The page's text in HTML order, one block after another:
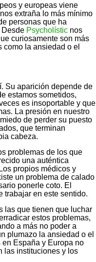
y europeas viene
extraña lo más mínimo
personas que ha
Desde Psycholístic nos
curiosamente son más
la ansiedad o el
Su aparición depende de
estamos sometidos,
es insoportable y que
La presión en nuestro
de perder su puesto
que terminan
cabeza.
problemas de los que
una auténtica
propios médicos y
un problema de calado
ponerle coto. El
trabajar en este sentido.
las que tienen que luchar
estos problemas,
a más no poder a
plumazo la ansiedad o el
España y Europa no
las instituciones y los